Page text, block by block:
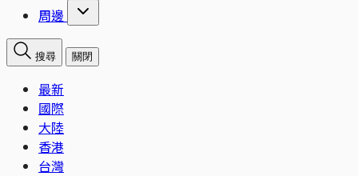
周邊
搜尋 關閉
最新
國際
大陸
香港
台灣